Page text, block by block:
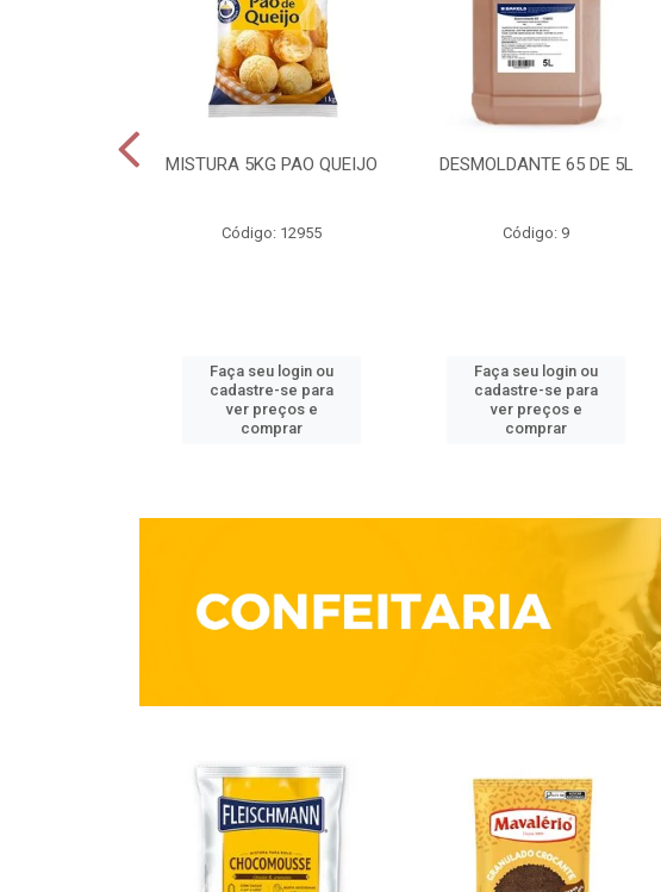
MISTURA 5KG PAO QUEIJO
Código: 12955
Faça seu login ou
cadastre-se para
ver preços e
comprar
DESMOLDANTE 65 DE 5L
Código: 9
Faça seu login ou
cadastre-se para
ver preços e
comprar